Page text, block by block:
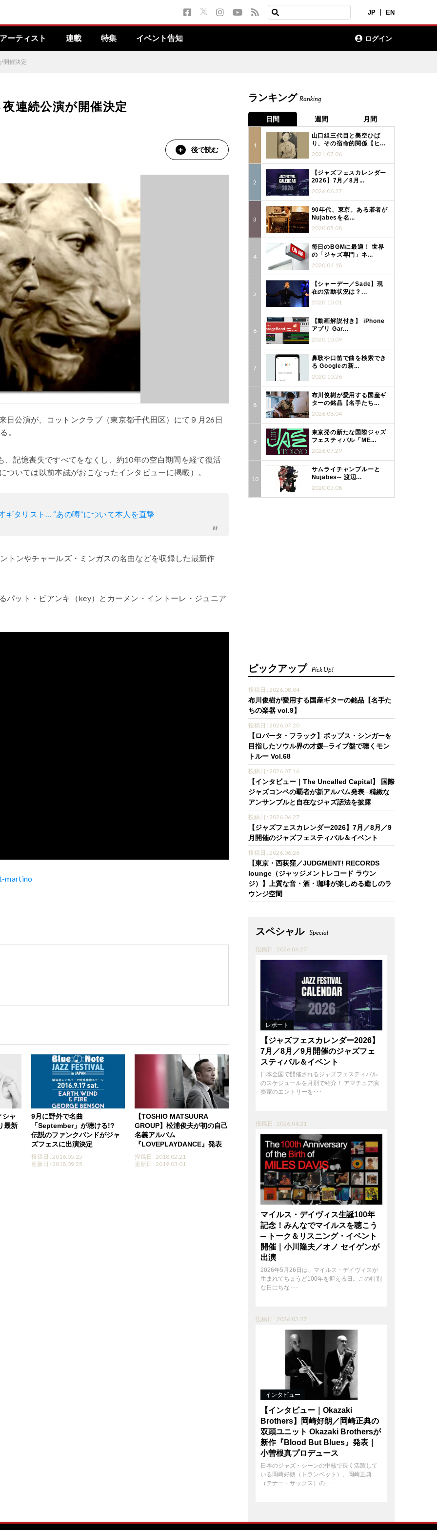
JP EN
ーティスト 連載 特集 イベント告知 ログイン
開催決定
連続公演が開催決定
後で読む
日公演が、コットンクラブ（東京都千代田区）にて９月26日
。
、記憶喪失ですべてをなくし、約10年の空白期間を経て復活
いては以前本誌がおこなったインタビューに掲載）。
タリスト… “あの噂”について本人を直撃
トンやチャールズ・ミンガスの名曲などを収録した最新作
パット・ビアンキ（key）とカーメン・イントーレ・ジュニア
martino
シャ
最新
9月に野外で名曲
「September」が聴ける!?
伝説のファンクバンドがジャ
ズフェスに出演決定
投稿日 : 2016.05.25
更新日 : 2018.09.25
【TOSHIO MATSUURA
GROUP】松浦俊夫が初の自己
名義アルバム
『LOVEPLAYDANCE』発表
投稿日 : 2018.02.21
更新日 : 2019.03.01
ランキング Ranking
日間 週間 月間
山口組三代目と美空ひば
り、その宿命的関係【ヒ...
2021.07.06
【ジャズフェスカレンダー
2026】7月／8月...
2026.06.27
90年代、東京。ある若者が
Nujabesを名...
2020.05.08
毎日のBGMに最適！ 世界
の「ジャズ専門」ネ...
2020.04.18
【シャーデー／Sade】現
在の活動状況は？...
2020.10.01
【動画解説付き】 iPhone
アプリ Gar...
2020.10.09
鼻歌や口笛で曲を検索でき
る Googleの新...
2020.10.26
布川俊樹が愛用する国産ギ
ターの銘品【名手たち...
2026.08.04
東京発の新たな国際ジャズ
フェスティバル「ME...
2026.07.29
サムライチャンプルーと
Nujabes─ 渡辺...
2020.05.08
ピックアップ Pick Up!
投稿日 : 2026.08.04
布川俊樹が愛用する国産ギターの銘品【名手た
ちの楽器 vol.9】
投稿日 : 2026.07.20
【ロバータ・フラック】ポップス・シンガーを
目指したソウル界の才媛─ライブ盤で聴くモン
トルー Vol.68
投稿日 : 2026.07.16
【インタビュー｜The Uncalled Capital】 国際
ジャズコンペの覇者が新アルバム発表─精緻な
アンサンブルと自在なジャズ話法を披露
投稿日 : 2026.06.27
【ジャズフェスカレンダー2026】7月／8月／9
月開催のジャズフェスティバル＆イベント
投稿日 : 2026.06.26
【東京・西荻窪／JUDGMENT! RECORDS
lounge（ジャッジメントレコード ラウン
ジ）】上質な音・酒・珈琲が楽しめる癒しのラ
ウンジ空間
スペシャル Special
投稿日 : 2026.06.27
レポート
【ジャズフェスカレンダー2026】
7月／8月／9月開催のジャズフェ
スティバル＆イベント
日本全国で開催されるジャズフェスティバル
のスケジュールを月別で紹介！ アマチュア演
奏家のエントリーを･･･
投稿日 : 2026.04.21
マイルス・デイヴィス生誕100年
記念！みんなでマイルスを聴こう
─ トーク＆リスニング・イベント
開催｜小川隆夫／オノ セイゲンが
出演
2026年5月26日は、マイルス・デイヴィスが
生まれてちょうど100年を迎える日。この特別
な日にちな･･･
投稿日 : 2026.03.27
インタビュー
【インタビュー｜Okazaki
Brothers】岡崎好朗／岡崎正典の
双頭ユニット Okazaki Brothersが
新作『Blood But Blues』発表｜
小曽根真プロデュース
日本のジャズ・シーンの中核で長く活躍して
いる岡崎好朗（トランペット）、岡崎正典
（テナー・サックス）の･･･